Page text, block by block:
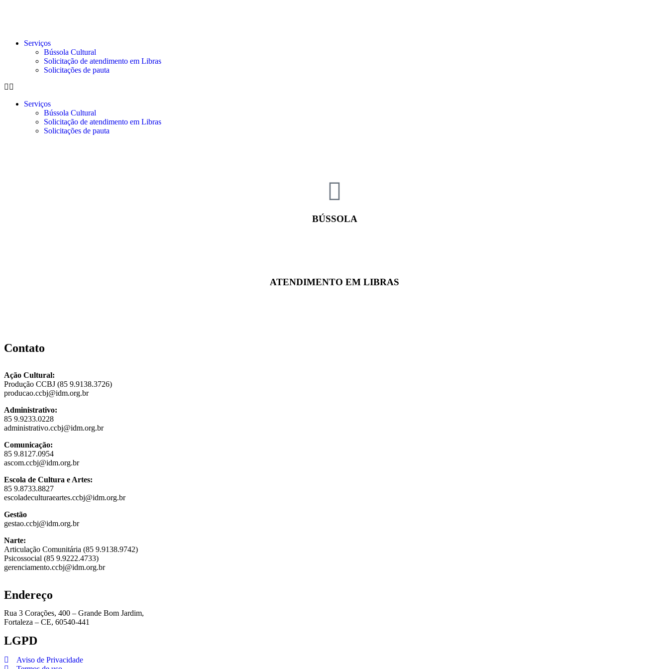
Serviços
Bússola Cultural
Solicitação de atendimento em Libras
Solicitações de pauta
Serviços
Bússola Cultural
Solicitação de atendimento em Libras
Solicitações de pauta
BÚSSOLA
ATENDIMENTO EM LIBRAS
Contato
Ação Cultural:
Produção CCBJ (85 9.9138.3726)
producao.ccbj@idm.org.br
Administrativo:
85 9.9233.0228
administrativo.ccbj@idm.org.br
Comunicação:
85 9.8127.0954
ascom.ccbj@idm.org.br
Escola de Cultura e Artes:
85 9.8733.8827
escoladeculturaeartes.ccbj@idm.org.br
Gestão
gestao.ccbj@idm.org.br
Narte:
Articulação Comunitária (85 9.9138.9742)
Psicossocial (85 9.9222.4733)
gerenciamento.ccbj@idm.org.br
Endereço
Rua 3 Corações, 400 – Grande Bom Jardim,
Fortaleza – CE, 60540-441
LGPD
Aviso de Privacidade